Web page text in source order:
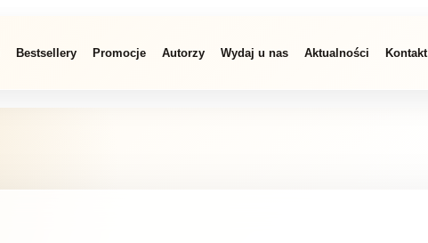
Bestsellery Promocje Autorzy Wydaj u nas Aktualności Kontakt